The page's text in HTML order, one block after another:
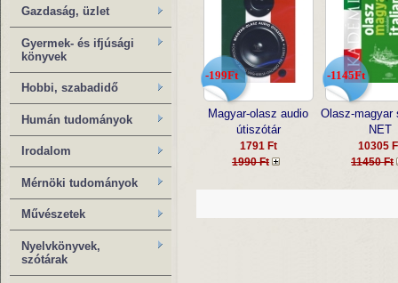
Gazdaság, üzlet
Gyermek- és ifjúsági
könyvek
Hobbi, szabadidő
Humán tudományok
Irodalom
Mérnöki tudományok
Művészetek
Nyelvkönyvek,
szótárak
-199Ft
Magyar-olasz audio
útiszótár
1791 Ft
1990 Ft
-1145Ft
Olasz-magyar
NET
10305
11450 Ft